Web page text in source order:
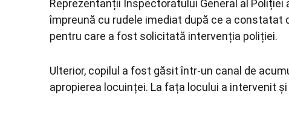
Reprezentanții Inspectoratului General al
împreună cu rudele imediat după ce a
pentru care a fost solicitată intervenția poliției.
Ulterior, copilul a fost găsit într-un canal de
apropierea locuinței. La fața locului a intervenit